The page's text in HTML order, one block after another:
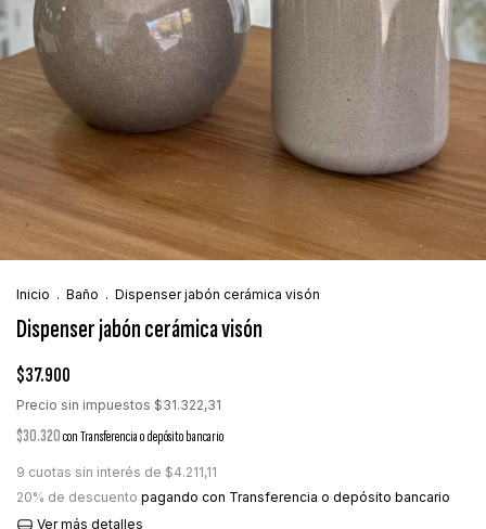
Inicio . Baño . Dispenser jabón cerámica visón
Dispenser jabón cerámica visón
$37.900
Precio sin impuestos $31.322,31
$30.320conTransferencia o depósito bancario
9 cuotas sin interés de $4.211,11
20% de descuento pagando con Transferencia o depósito bancario
Ver más detalles